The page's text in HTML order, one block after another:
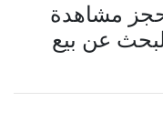
مشاهدة
عن بيع